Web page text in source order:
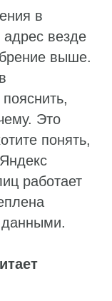
в
адрес везде
выше.
Это
понять,
работает